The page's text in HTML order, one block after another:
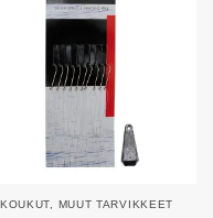
KOUKUT, MUUT TARVIKKEET